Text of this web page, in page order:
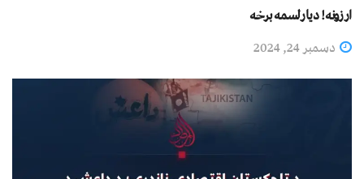
ارزونه! ديارلسمه برخه
دسمبر 24, 2024